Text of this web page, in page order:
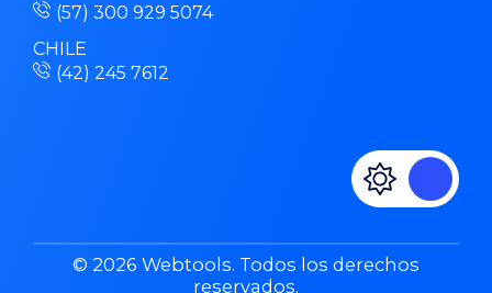
(57) 300 929 5074
CHILE
(42) 245 7612
© 2026 Webtools. Todos los derechos
reservados.